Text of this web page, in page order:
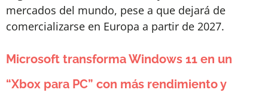
mercados del mundo, pese a que dejará de
comercializarse en Europa a partir de 2027.
Microsoft transforma Windows 11 en un
“Xbox para PC” con más rendimiento y